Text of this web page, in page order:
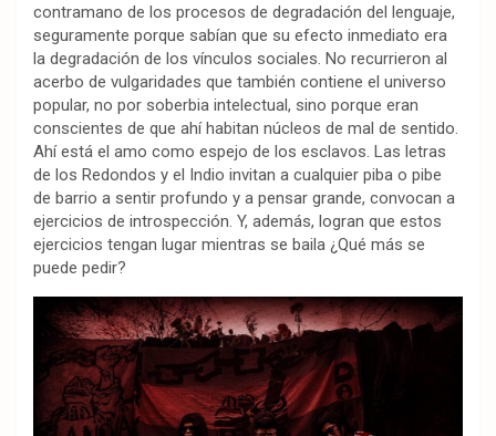
contramano de los procesos de degradación del lenguaje,
seguramente porque sabían que su efecto inmediato era
la degradación de los vínculos sociales. No recurrieron al
acerbo de vulgaridades que también contiene el universo
popular, no por soberbia intelectual, sino porque eran
conscientes de que ahí habitan núcleos de mal de sentido.
Ahí está el amo como espejo de los esclavos. Las letras
de los Redondos y el Indio invitan a cualquier piba o pibe
de barrio a sentir profundo y a pensar grande, convocan a
ejercicios de introspección. Y, además, logran que estos
ejercicios tengan lugar mientras se baila ¿Qué más se
puede pedir?